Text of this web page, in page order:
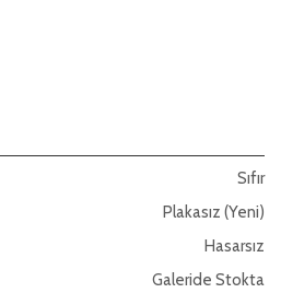
Sıfır
Plakasız (Yeni)
Hasarsız
Galeride Stokta